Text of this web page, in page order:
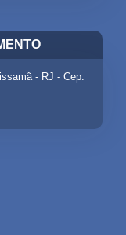
- RJ - Cep: